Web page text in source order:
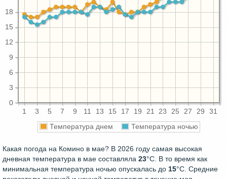
1 3 5 7 9 11 13 15 17 19 21 23 25 27 29 31
0
3
6
9
12
15
18
Температура днем Температура ночью
Какая погода на Комино в мае? В 2026 году самая высокая
дневная температура в мае составляла 23°С. В то время как
минимальная температура ночью опускалась до 15°C. Средние